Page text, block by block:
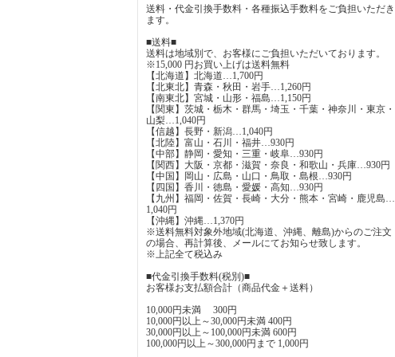
送料・代金引換手数料・各種振込手数料をご負担いただき
ます。
■送料■
送料は地域別で、お客様にご負担いただいております。
※15,000 円お買い上げは送料無料
【北海道】北海道…1,700円
【北東北】青森・秋田・岩手…1,260円
【南東北】宮城・山形・福島…1,150円
【関東】茨城・栃木・群馬・埼玉・千葉・神奈川・東京・
山梨…1,040円
【信越】長野・新潟…1,040円
【北陸】富山・石川・福井…930円
【中部】静岡・愛知・三重・岐阜…930円
【関西】大阪・京都・滋賀・奈良・和歌山・兵庫…930円
【中国】岡山・広島・山口・鳥取・島根…930円
【四国】香川・徳島・愛媛・高知…930円
【九州】福岡・佐賀・長崎・大分・熊本・宮崎・鹿児島…
1,040円
【沖縄】沖縄…1,370円
※送料無料対象外地域(北海道、沖縄、離島)からのご注文
の場合、再計算後、メールにてお知らせ致します。
※上記全て税込み
■代金引換手数料(税別)■
お客様お支払額合計（商品代金＋送料）
10,000円未満 300円
10,000円以上～30,000円未満 400円
30,000円以上～100,000円未満 600円
100,000円以上～300,000円まで 1,000円